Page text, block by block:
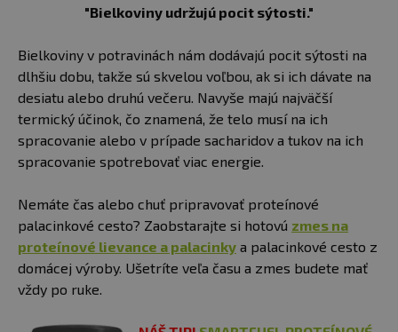
"Bielkoviny udržujú pocit sýtosti."
Bielkoviny v potravinách nám dodávajú pocit sýtosti na
dlhšiu dobu, takže sú skvelou voľbou, ak si ich dávate na
desiatu alebo druhú večeru. Navyše majú najväčší
termický účinok, čo znamená, že telo musí na ich
spracovanie alebo v prípade sacharidov a tukov na ich
spracovanie spotrebovať viac energie.
Nemáte čas alebo chuť pripravovať proteínové
palacinkové cesto? Zaobstarajte si hotovú zmes na
proteínové lievance a palacinky a palacinkové cesto z
domácej výroby. Ušetríte veľa času a zmes budete mať
vždy po ruke.